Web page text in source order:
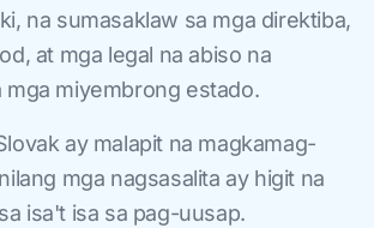
na sumasaklaw sa mga direktiba,
at mga legal na abiso na
mga miyembrong estado.
ay malapit na magkamag-
mga nagsasalita ay higit na
isa't isa sa pag-uusap.